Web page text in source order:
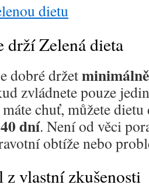
dietu
drží Zelená dieta
dobré držet
zvládnete pouze
chuť, můžete
40 dní. Není od věci
obtíže nebo
vlastní zkušenosti